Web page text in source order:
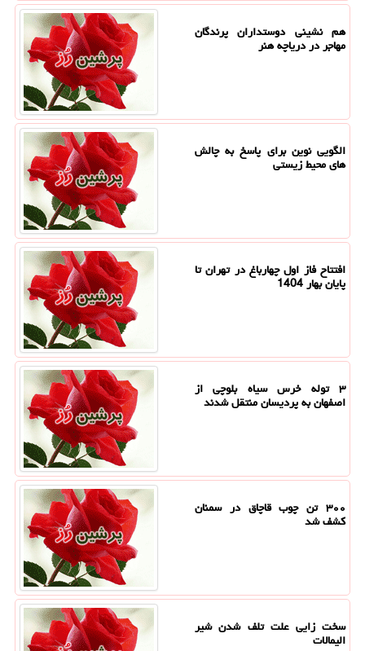
هم نشینی دوستداران پرندگان
مهاجر در دریاچه هنر
الگویی نوین برای پاسخ به چالش
های محیط زیستی
افتتاح فاز اول چهارباغ در تهران تا
پایان بهار 1404
۳ توله خرس سیاه بلوچی از
اصفهان به پردیسان منتقل شدند
۳۰۰ تن چوب قاچاق در سمنان
کشف شد
سخت زایی علت تلف شدن شیر
الیمالات